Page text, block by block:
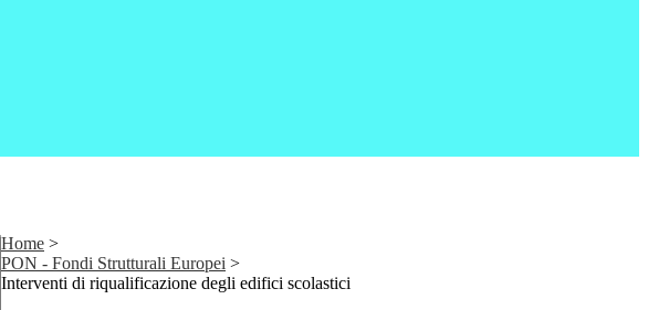
Home >
PON - Fondi Strutturali Europei >
Interventi di riqualificazione degli edifici scolastici